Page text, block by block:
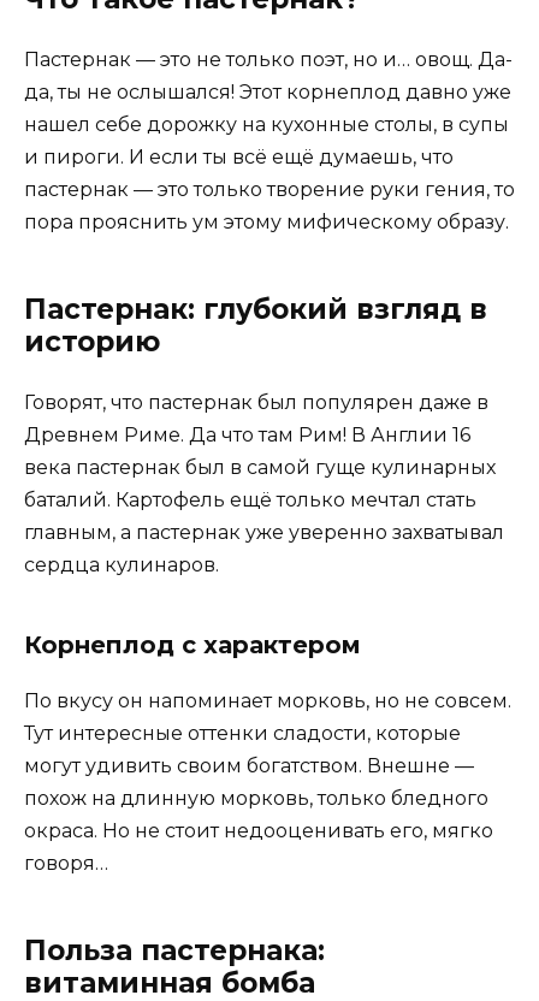
Пастернак — это не только поэт, но и… овощ. Да-
да, ты не ослышался! Этот корнеплод давно уже
нашел себе дорожку на кухонные столы, в супы
и пироги. И если ты всё ещё думаешь, что
пастернак — это только творение руки гения, то
пора прояснить ум этому мифическому образу.
Пастернак: глубокий взгляд в
историю
Говорят, что пастернак был популярен даже в
Древнем Риме. Да что там Рим! В Англии 16
века пастернак был в самой гуще кулинарных
баталий. Картофель ещё только мечтал стать
главным, а пастернак уже уверенно захватывал
сердца кулинаров.
Корнеплод с характером
По вкусу он напоминает морковь, но не совсем.
Тут интересные оттенки сладости, которые
могут удивить своим богатством. Внешне —
похож на длинную морковь, только бледного
окраса. Но не стоит недооценивать его, мягко
говоря…
Польза пастернака:
витаминная бомба